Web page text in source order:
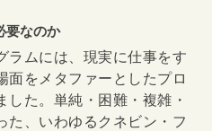
要なのか
ラムには、現実に仕事をす
面をメタファーとしたプロ
した。単純・困難・複雑・
た、いわゆるクネビン・フ